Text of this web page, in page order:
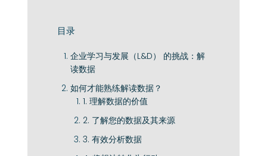
目录
企业学习与发展（L&D） 的挑战：解
读数据
如何才能熟练解读数据？
1. 理解数据的价值
2. 了解您的数据及其来源
3. 有效分析数据